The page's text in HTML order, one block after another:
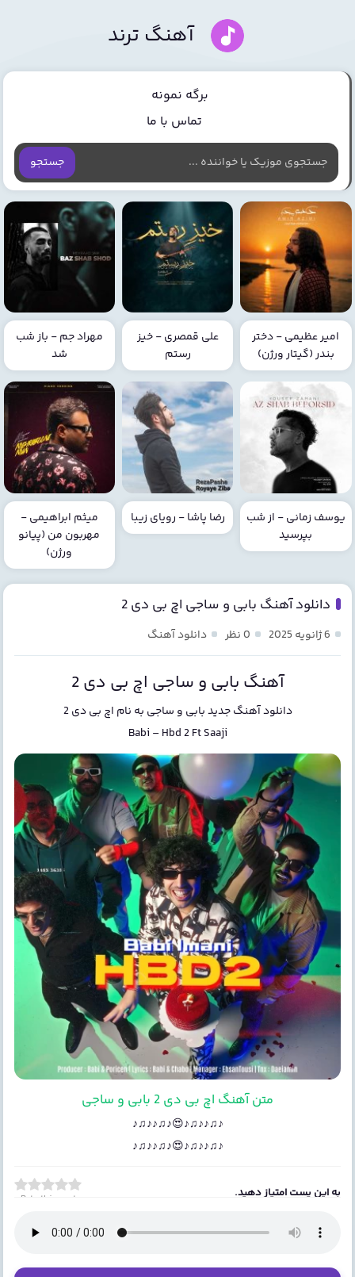
آهنگ ترند
برگه نمونه
تماس با ما
جستجو
امیر عظیمی - دختر
بندر (گیتار ورژن)
علی قمصری - خیز
رستم
مهراد جم - باز شب
شد
یوسف زمانی - از شب
بپرسید
رضا پاشا - رویای زیبا
میثم ابراهیمی -
مهربون من (پیانو
ورژن)
دانلود آهنگ بابی و ساجی اچ بی دی 2
6 ژانویه 2025 0 نظر دانلود آهنگ
آهنگ بابی و ساجی اچ بی دی 2
دانلود آهنگ جدیدبابی و ساجی به نام اچ بی دی 2
Babi –Hbd 2 Ft Saaji
متن آهنگ اچ بی دی 2 بابی و ساجی
♪♫♪♪♫♪😍♪♫♪♪♫♪
♪♫♪♪♫♪😍♪♫♪♪♫♪
به این پست امتیاز دهید. Rate this post